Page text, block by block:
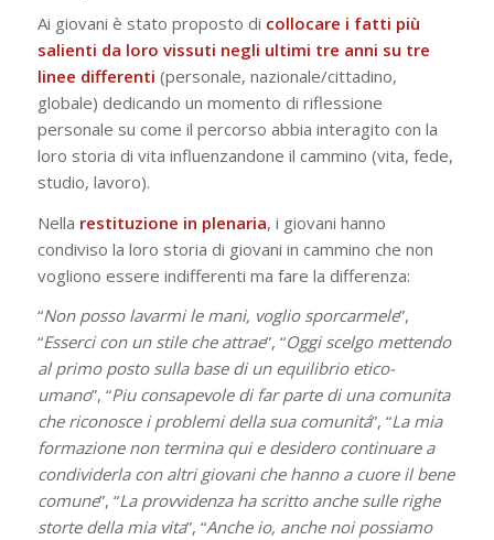
Ai giovani è stato proposto di collocare i fatti più
salienti da loro vissuti negli ultimi tre anni su tre
linee differenti (personale, nazionale/cittadino,
globale) dedicando un momento di riflessione
personale su come il percorso abbia interagito con la
loro storia di vita influenzandone il cammino (vita, fede,
studio, lavoro).
Nella restituzione in plenaria, i giovani hanno
condiviso la loro storia di giovani in cammino che non
vogliono essere indifferenti ma fare la differenza:
“Non posso lavarmi le mani, voglio sporcarmele”,
“Esserci con un stile che attrae”, “Oggi scelgo mettendo
al primo posto sulla base di un equilibrio etico-
umano”, “Piu consapevole di far parte di una comunita
che riconosce i problemi della sua comunitá”, “La mia
formazione non termina qui e desidero continuare a
condividerla con altri giovani che hanno a cuore il bene
comune”, “La provvidenza ha scritto anche sulle righe
storte della mia vita”, “Anche io, anche noi possiamo